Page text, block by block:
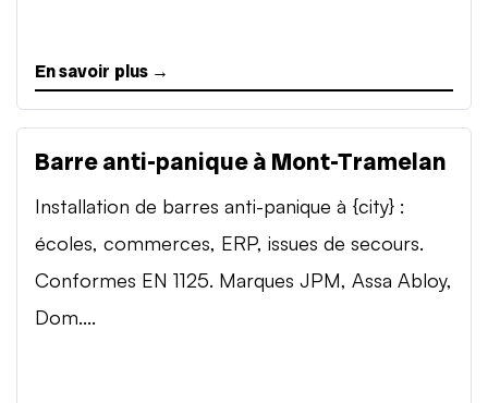
En savoir plus →
Barre anti-panique à Mont-Tramelan
Installation de barres anti-panique à {city} :
écoles, commerces, ERP, issues de secours.
Conformes EN 1125. Marques JPM, Assa Abloy,
Dom....